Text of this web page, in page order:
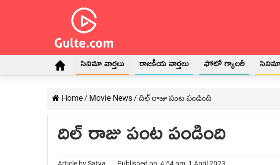
సినిమా వార్తలు రాజకీయ వార్తలు ఫోటో గ్యాలరీ సినిమా
Home/ Movie News/ దిల్ రాజు పంట పండింది
దిల్ రాజు పంట పండింది